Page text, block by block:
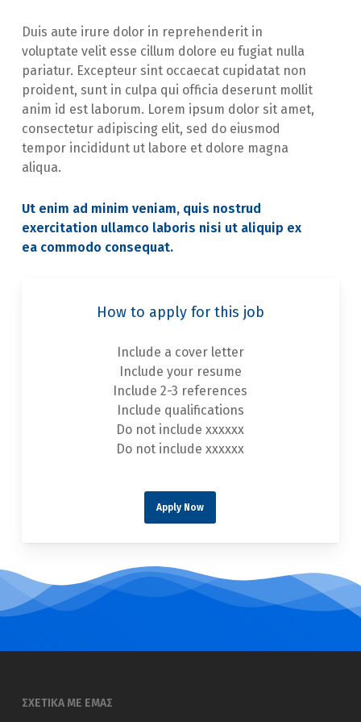
Duis aute irure dolor in reprehenderit in
voluptate velit esse cillum dolore eu fugiat nulla
pariatur. Excepteur sint occaecat cupidatat non
proident, sunt in culpa qui officia deserunt mollit
anim id est laborum. Lorem ipsum dolor sit amet,
consectetur adipiscing elit, sed do eiusmod
tempor incididunt ut labore et dolore magna
aliqua.
Ut enim ad minim veniam, quis nostrud
exercitation ullamco laboris nisi ut aliquip ex
ea commodo consequat.
How to apply for this job
Include a cover letter
Include your resume
Include 2-3 references
Include qualifications
Do not include xxxxxx
Do not include xxxxxx
Apply Now
ΣΧΕΤΙΚΑ ΜΕ ΕΜΑΣ